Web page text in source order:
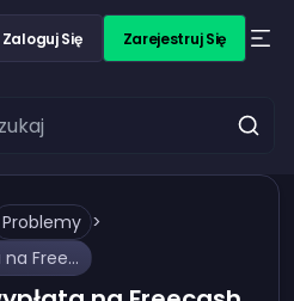
Zaloguj Się Zarejestruj Się
Problemy >
Dlaczego moja wypłata na Freecash wciąż jest w trakcie realizacji?